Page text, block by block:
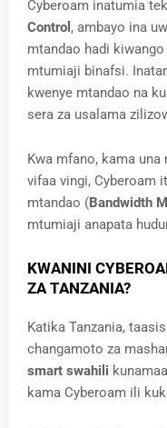
Cyberoam inatumia
Control , ambayo ina
mtandao hadi
mtumiaji binafsi.
kwenye mtandao na
sera za usalama
Kwa mfano, kama
vifaa vingi, Cyberoam
mtandao (Bandwidth
mtumiaji anapata
KWANINI
ZA TANZANIA?
Katika Tanzania,
changamoto za
smart swahili
kama Cyberoam ili